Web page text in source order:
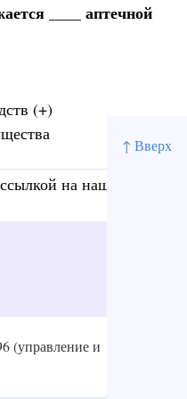
↑ Вверх
____ аптечной
(+)
на наш сайт
(управление и